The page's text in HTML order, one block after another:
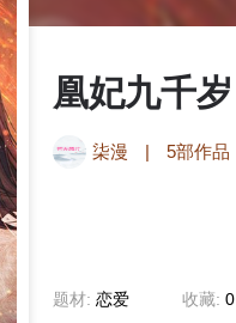
凰妃九千岁
柒漫 | 5部作品
题材: 恋爱 收藏: 0